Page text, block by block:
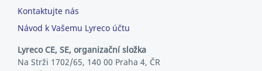
Kontaktujte nás
Návod k Vašemu Lyreco účtu
Lyreco CE, SE, organizační složka
Na Strži 1702/65, 140 00 Praha 4, ČR